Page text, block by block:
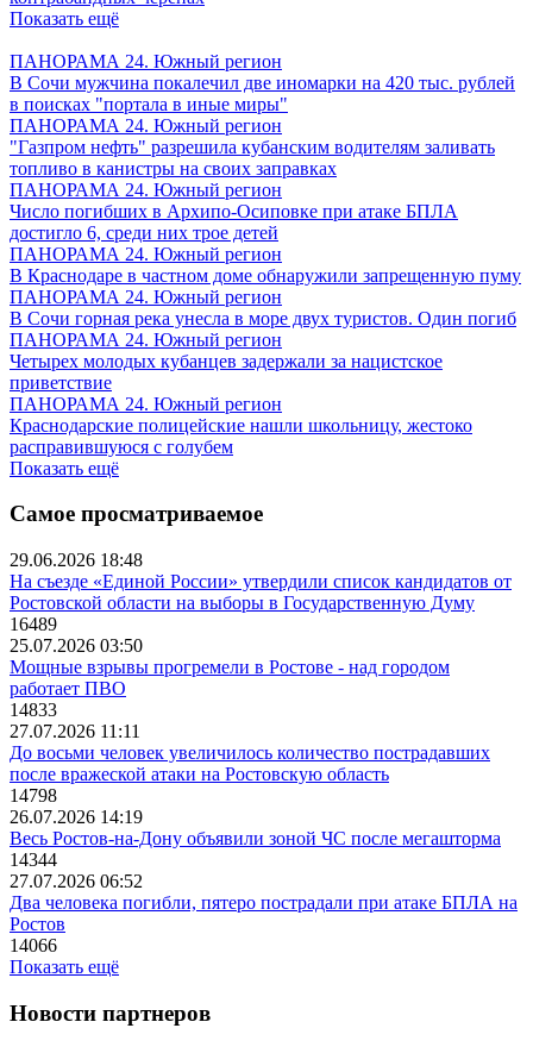
Показать ещё
ПАНОРАМА 24. Южный регион
В Сочи мужчина покалечил две иномарки на 420 тыс. рублей
в поисках "портала в иные миры"
ПАНОРАМА 24. Южный регион
"Газпром нефть" разрешила кубанским водителям заливать
топливо в канистры на своих заправках
ПАНОРАМА 24. Южный регион
Число погибших в Архипо-Осиповке при атаке БПЛА
достигло 6, среди них трое детей
ПАНОРАМА 24. Южный регион
В Краснодаре в частном доме обнаружили запрещенную пуму
ПАНОРАМА 24. Южный регион
В Сочи горная река унесла в море двух туристов. Один погиб
ПАНОРАМА 24. Южный регион
Четырех молодых кубанцев задержали за нацистское
приветствие
ПАНОРАМА 24. Южный регион
Краснодарские полицейские нашли школьницу, жестоко
расправившуюся с голубем
Показать ещё
Самое просматриваемое
29.06.2026 18:48
На съезде «Единой России» утвердили список кандидатов от
Ростовской области на выборы в Государственную Думу
16489
25.07.2026 03:50
Мощные взрывы прогремели в Ростове - над городом
работает ПВО
14833
27.07.2026 11:11
До восьми человек увеличилось количество пострадавших
после вражеской атаки на Ростовскую область
14798
26.07.2026 14:19
Весь Ростов-на-Дону объявили зоной ЧС после мегашторма
14344
27.07.2026 06:52
Два человека погибли, пятеро пострадали при атаке БПЛА на
Ростов
14066
Показать ещё
Новости партнеров